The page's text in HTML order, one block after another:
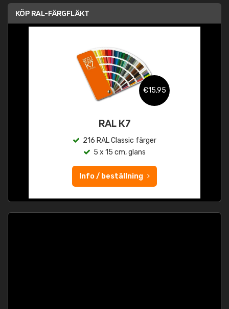
KÖP RAL-FÄRGFLÄKT
€15,95
RAL K7
216 RAL Classic färger
5 x 15 cm, glans
Info / beställning